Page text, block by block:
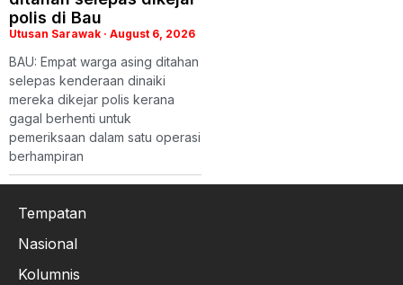
polis di Bau
Utusan Sarawak August 6, 2026
BAU: Empat warga asing ditahan
selepas kenderaan dinaiki
mereka dikejar polis kerana
gagal berhenti untuk
pemeriksaan dalam satu operasi
berhampiran
Tempatan
Nasional
Kolumnis